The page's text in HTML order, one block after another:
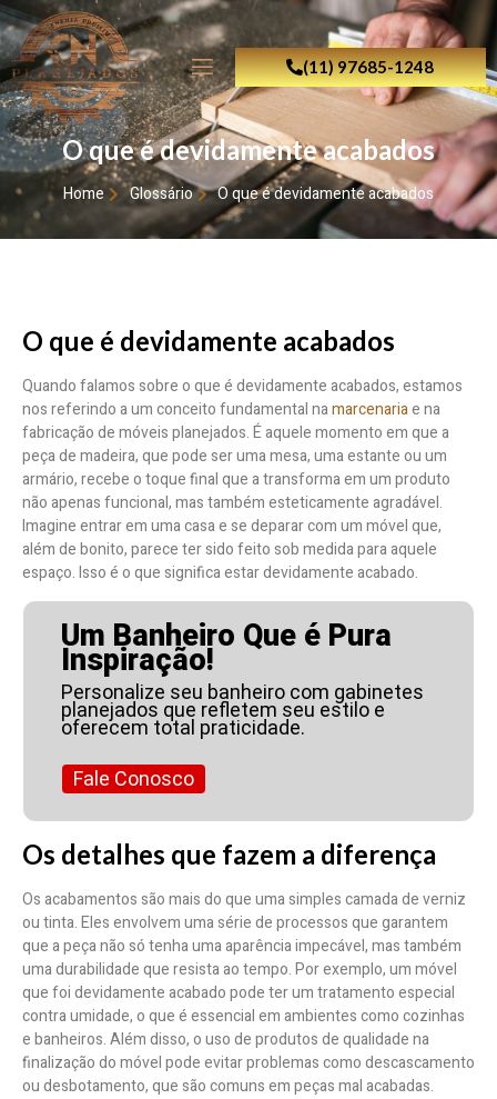
(11) 97685-1248
O que é devidamente acabados
Home Glossário O que é devidamente acabados
O que é devidamente acabados
Quando falamos sobre o que é devidamente acabados, estamos
nos referindo a um conceito fundamental namarcenariae na
fabricação de móveis planejados. É aquele momento em que a
peça de madeira, que pode ser uma mesa, uma estante ou um
armário, recebe o toque final que a transforma em um produto
não apenas funcional, mas também esteticamente agradável.
Imagine entrar em uma casa e se deparar com um móvel que,
além de bonito, parece ter sido feito sob medida para aquele
espaço. Isso é o que significa estar devidamente acabado.
Um Banheiro Que é Pura
Inspiração!
Personalize seu banheiro com gabinetes
planejados que refletem seu estilo e
oferecem total praticidade.
Fale Conosco
Os detalhes que fazem a diferença
Os acabamentos são mais do que uma simples camada de verniz
ou tinta. Eles envolvem uma série de processos que garantem
que a peça não só tenha uma aparência impecável, mas também
uma durabilidade que resista ao tempo. Por exemplo, um móvel
que foi devidamente acabado pode ter um tratamento especial
contra umidade, o que é essencial em ambientes como cozinhas
e banheiros. Além disso, o uso de produtos de qualidade na
finalização do móvel pode evitar problemas como descascamento
ou desbotamento, que são comuns em peças mal acabadas.